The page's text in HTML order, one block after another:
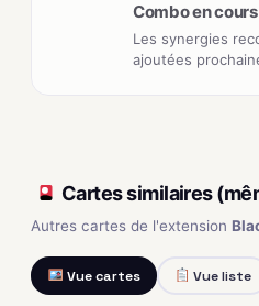
Combo en
Les synergies
ajoutées
Cartes similaires
Autres cartes de l'extension
Vue cartes Vue liste